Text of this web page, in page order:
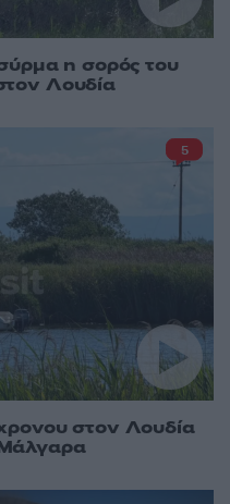
η σορός του
Λουδία
στον Λουδία
5